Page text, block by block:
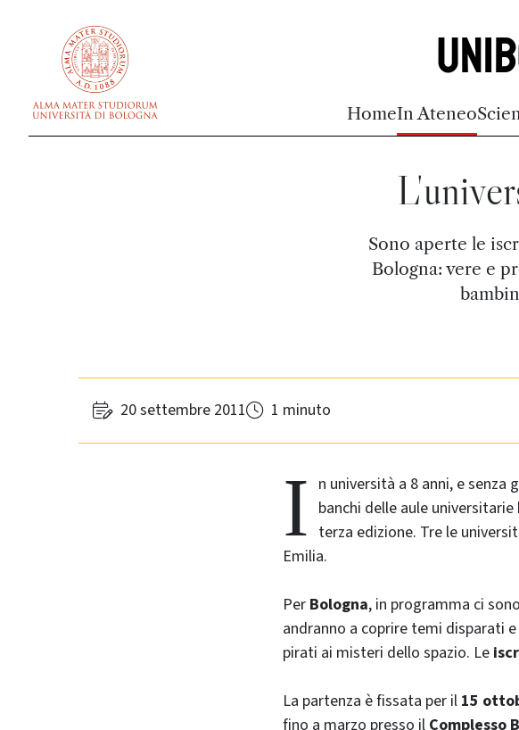
HomeIn Ateneo
Sono aperte le
Bologna: vere e
20 settembre 2011 1 minuto
I n università a 8 anni, e senza
banchi delle aule
terza edizione. Tre le
Emilia.
Per Bologna, in programma ci sono
andranno a coprire temi disparati
pirati ai misteri dello spazio. Le
La partenza è fissata per il 15
fino a marzo presso il Complesso